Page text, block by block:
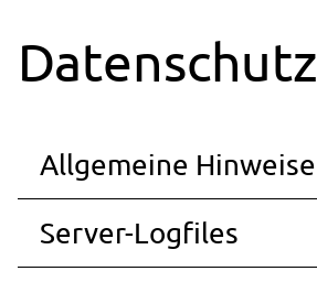
Allgemeine
Server-Logfiles